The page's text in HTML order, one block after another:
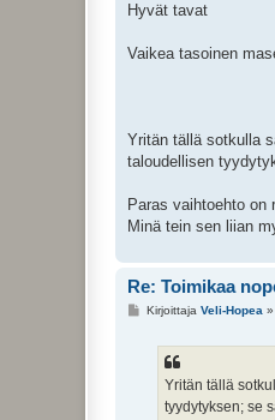
Hyvät tavat
Vaikea tasoinen
Yritän tällä sotkulla
taloudellisen
Paras vaihtoehto
Minä tein sen liian
Re: Toimikaa
VKirjoittaja Veli-Hopea »
Yritän tällä
tyydytyksen; se